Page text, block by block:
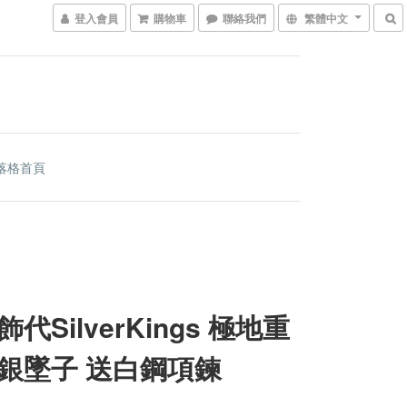
登入會員 購物車 聯絡我們 繁體中文
格首頁
代SilverKings 極地重
墜子 送白鋼項鍊